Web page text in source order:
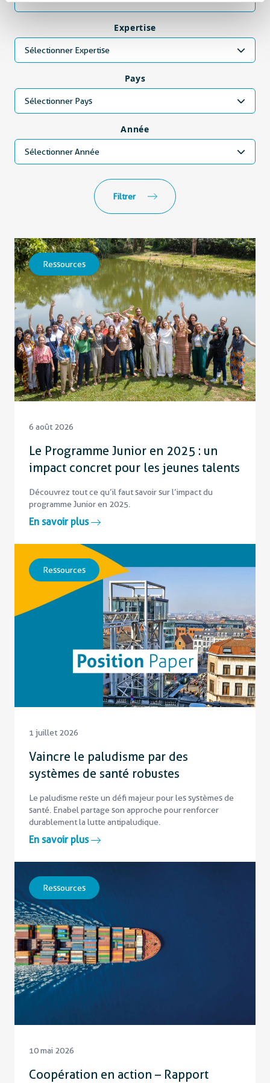
Expertise
Sélectionner Expertise
Pays
Sélectionner Pays
Année
Sélectionner Année
Filtrer
Ressources
6 août 2026
Le Programme Junior en 2025 : un
impact concret pour les jeunes talents
Découvrez tout ce qu’il faut savoir sur l’impact du
programme Junior en 2025.
En savoir plus
Ressources
1 juillet 2026
Vaincre le paludisme par des
systèmes de santé robustes
Le paludisme reste un défi majeur pour les systèmes de
santé. Enabel partage son approche pour renforcer
durablement la lutte antipaludique.
En savoir plus
Ressources
10 mai 2026
Coopération en action – Rapport